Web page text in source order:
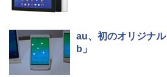
au、初のオリジナ
b」